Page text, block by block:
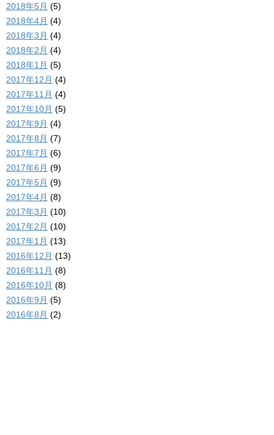
2018年5月 (5)
2018年4月 (4)
2018年3月 (4)
2018年2月 (4)
2018年1月 (5)
2017年12月 (4)
2017年11月 (4)
2017年10月 (5)
2017年9月 (4)
2017年8月 (7)
2017年7月 (6)
2017年6月 (9)
2017年5月 (9)
2017年4月 (8)
2017年3月 (10)
2017年2月 (10)
2017年1月 (13)
2016年12月 (13)
2016年11月 (8)
2016年10月 (8)
2016年9月 (5)
2016年8月 (2)